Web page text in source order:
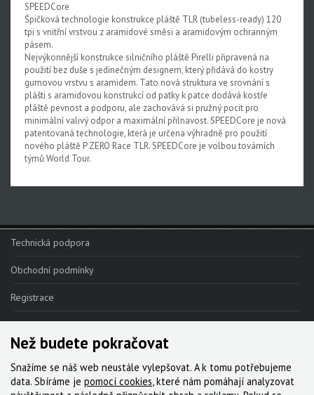
SPEEDCore
Špičková technologie konstrukce pláště TLR (tubeless-ready) 120
tpi s vnitřní vrstvou z aramidové směsi a aramidovým ochranným
pásem.
Nejvýkonnější konstrukce silničního pláště Pirelli připravená na
použití bez duše s jedinečným designem, který přidává do kostry
gumovou vrstvu s aramidem. Tato nová struktura ve srovnání s
plášti s aramidovou konstrukcí od patky k patce dodává kostře
pláště pevnost a podporu, ale zachovává si pružný pocit pro
minimální valivý odpor a maximální přilnavost. SPEEDCore je nová
patentovaná technologie, která je určena výhradně pro použití
nového pláště P ZERO Race TLR. SPEEDCore je volbou továrních
týmů World Tour.
Technická podpora
Obchodní podmínky
Registrace
Reklamace
Kde nakoupit
Kontakt
Než budete pokračovat
Snažíme se náš web neustále vylepšovat. A k tomu potřebujeme
data. Sbíráme je pomocí cookies, které nám pomáhají analyzovat